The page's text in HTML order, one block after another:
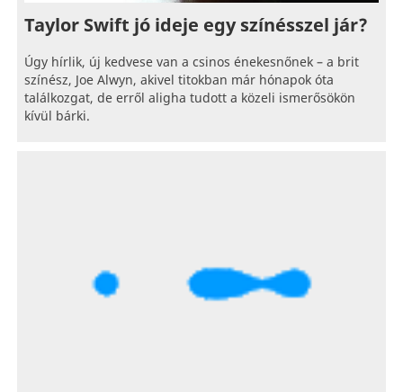
Taylor Swift jó ideje egy színésszel jár?
Úgy hírlik, új kedvese van a csinos énekesnőnek – a brit
színész, Joe Alwyn, akivel titokban már hónapok óta
találkozgat, de erről aligha tudott a közeli ismerősökön
kívül bárki.